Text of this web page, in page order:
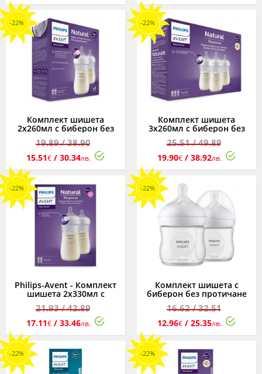
-22%
Комплект шишета
2х260мл с биберон без
протичане 1м+ Philips-
Avent Natural Response
3.0
19.89/ 38.90
15.51€ / 30.34лв.
-22%
Комплект шишета
3х260мл с биберон без
протичане 1м+ Philips-
Avent Natural Response
3.0
25.51/ 49.89
19.90€ / 38.92лв.
-22%
Philips-Avent - Комплект
шишета 2х330мл с
биберон без протичане
6м+ Natural Response 4.0
21.93/ 42.89
17.11€ / 33.46лв.
-22%
Комплект шишета с
биберон без протичане
0м+ Philips-Avent Natural
Response 3.0, 2 х 125 мл
16.62/ 32.51
12.96€ / 25.35лв.
-22% -22%